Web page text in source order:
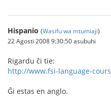
Hispanio (Wasifu wa mtumiaji)
22 Agosti 2008 9:30:50 asubuhi
Rigardu ĉi tie:
http://www.fsi-language-
Ĝi estas en anglo.